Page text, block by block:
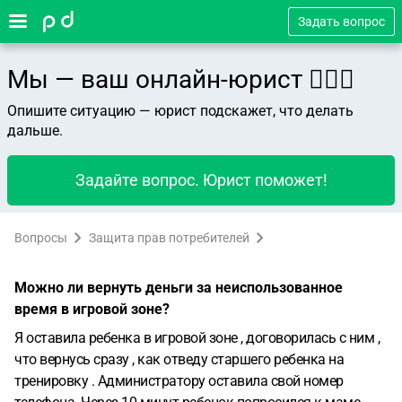
Задать вопрос
Мы — ваш онлайн-юрист 👨🏻‍⚖️
Опишите ситуацию — юрист подскажет, что делать
дальше.
Задайте вопрос. Юрист поможет!
Вопросы Защита прав потребителей
Можно ли вернуть деньги за неиспользованное
время в игровой зоне?
Я оставила ребенка в игровой зоне , договорилась с ним ,
что вернусь сразу , как отведу старшего ребенка на
тренировку . Администратору оставила свой номер